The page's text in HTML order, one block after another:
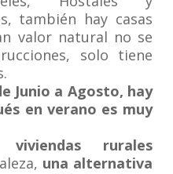
también hay casas
valor natural no se
solo tiene
Junio a Agosto, hay
en verano es muy
viviendas rurales
una alternativa